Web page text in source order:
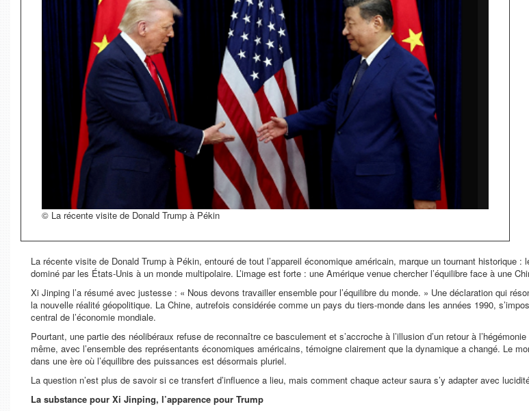
© La récente visite de Donald Trump à Pékin
La récente visite de Donald Trump à Pékin, entouré de tout l’appareil économique américain, marque un tournant historique :
dominé par les États-Unis à un monde multipolaire. L’image est forte : une Amérique venue chercher l’équilibre face à une
Xi Jinping l’a résumé avec justesse : « Nous devons travailler ensemble pour l’équilibre du monde. » Une déclaration qui
la nouvelle réalité géopolitique. La Chine, autrefois considérée comme un pays du tiers-monde dans les années 1990,
central de l’économie mondiale.
Pourtant, une partie des néolibéraux refuse de reconnaître ce basculement et s’accroche à l’illusion d’un retour à
même, avec l’ensemble des représentants économiques américains, témoigne clairement que la dynamique a changé. Le
dans une ère où l’équilibre des puissances est désormais pluriel.
La question n’est plus de savoir si ce transfert d’influence a lieu, mais comment chaque acteur saura s’y adapter avec
La substance pour Xi Jinping, l’apparence pour Trump